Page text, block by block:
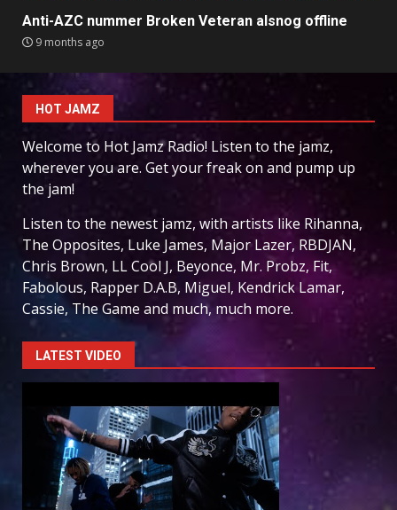
Anti-AZC nummer Broken Veteran alsnog offline
9 months ago
HOT JAMZ
Welcome to Hot Jamz Radio! Listen to the jamz,
wherever you are. Get your freak on and pump up
the jam!
Listen to the newest jamz, with artists like Rihanna,
The Opposites, Luke James, Major Lazer, RBDJAN,
Chris Brown, LL Cool J, Beyonce, Mr. Probz, Fit,
Fabolous, Rapper D.A.B, Miguel, Kendrick Lamar,
Cassie, The Game and much, much more.
LATEST VIDEO